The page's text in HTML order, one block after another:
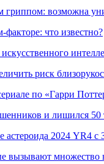
возможна
что известно?
риск
по «Гарри
и лишился 50
2024 YR4 с
вызывают множество